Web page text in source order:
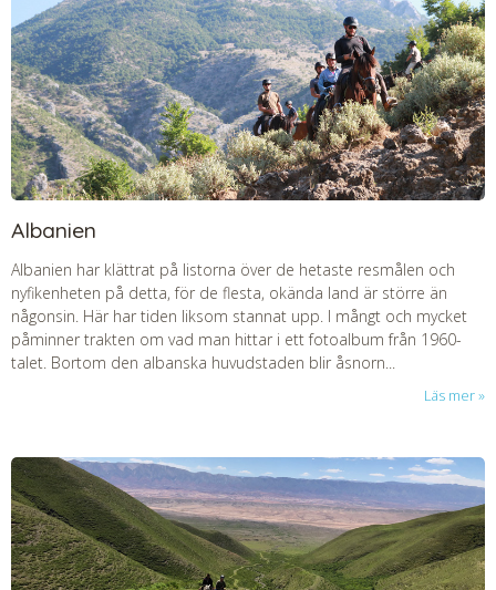
Albanien
Albanien har klättrat på listorna över de hetaste resmålen och
nyfikenheten på detta, för de flesta, okända land är större än
någonsin. Här har tiden liksom stannat upp. I mångt och mycket
påminner trakten om vad man hittar i ett fotoalbum från 1960-
talet. Bortom den albanska huvudstaden blir åsnorn...
Läs mer